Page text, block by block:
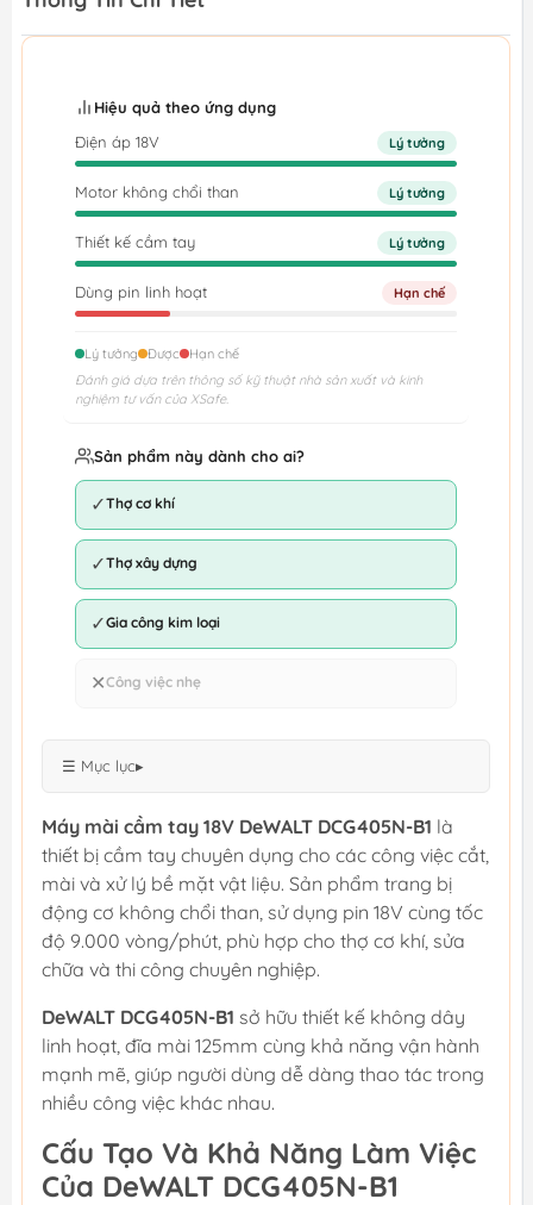
Hiệu quả theo ứng dụng
Điện áp 18V
Lý tưởng
Motor không chổi than Lý tưởng
Thiết kế cầm tay Lý tưởng
Dùng pin linh hoạt Hạn chế
Lý tưởng Được
Hạn chế
Đánh giá dựa trên thông số kỹ thuật nhà sản xuất và kinh
nghiệm tư vấn của XSafe.
Sản phẩm này dành cho ai?
✓Thợ cơ khí
✓Thợ xây dựng
✓Gia công kim loại
✕Công việc nhẹ
☰ Mục lục▸
Máy mài cầm tay 18V DeWALT DCG405N-B1 là
thiết bị cầm tay chuyên dụng cho các công việc cắt,
mài và xử lý bề mặt vật liệu. Sản phẩm trang bị
động cơ không chổi than, sử dụng pin 18V cùng tốc
độ 9.000 vòng/phút, phù hợp cho thợ cơ khí, sửa
chữa và thi công chuyên nghiệp.
DeWALT DCG405N-B1 sở hữu thiết kế không dây
linh hoạt, đĩa mài 125mm cùng khả năng vận hành
mạnh mẽ, giúp người dùng dễ dàng thao tác trong
nhiều công việc khác nhau.
Cấu Tạo Và Khả Năng Làm Việc
Của DeWALT DCG405N-B1